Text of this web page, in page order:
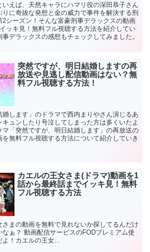
えば、天然キャラにハマリ役の深田恭子さん
に奇抜な発想と金の威力で事件を解決する刑
シーズン！そんな富豪刑事デラックスの動画
ッキ見！無料フル視聴する方法を紹介してい
デラックスの感想もチェックしてみました。
突然ですが、明日結婚しますの再
放送や見逃し配信動画はない？無
料フル視聴する方法！
婚します」のドラマで西内まりやさん演じるあ
ュンしたり号泣してしまった方は多くいたよ
マ「突然ですが、明日結婚します」の再放送の
無料フル視聴する方法について紹介していき
カエルの王女さま(ドラマ)動画を1
話から最終話までイッキ見！無料
フル視聴する方法
さまの動画を無料で見れないか探してるんだけ
なぁ？ 動画配信サービスのFODプレミアム使
！カエルの王女...